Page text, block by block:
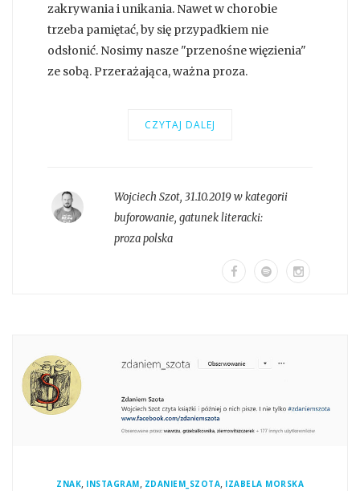
zakrywania i unikania. Nawet w chorobie
trzeba pamiętać, by się przypadkiem nie
odsłonić. Nosimy nasze "przenośne więzienia"
ze sobą. Przerażająca, ważna proza.
CZYTAJ DALEJ
Wojciech Szot, 31.10.2019 w kategorii
buforowanie, gatunek literacki:
proza polska
ZNAK, INSTAGRAM, ZDANIEM_SZOTA, IZABELA MORSKA